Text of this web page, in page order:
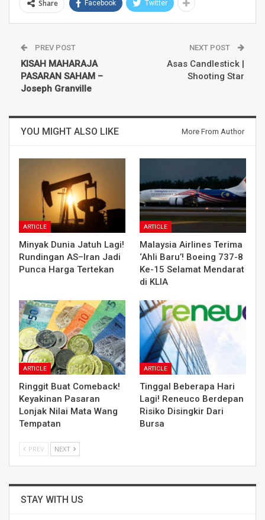
Share Facebook Twitter
PREV POST
KISAH MAHARAJA
PASARAN SAHAM –
Joseph Granville
NEXT POST
Asas Candlestick |
Shooting Star
YOU MIGHT ALSO LIKE More From Author
ARTICLE
Minyak Dunia Jatuh Lagi!
Rundingan AS–Iran Jadi
Punca Harga Tertekan
ARTICLE
Malaysia Airlines Terima
‘Ahli Baru’! Boeing 737-8
Ke-15 Selamat Mendarat
di KLIA
ARTICLE
Ringgit Buat Comeback!
Keyakinan Pasaran
Lonjak Nilai Mata Wang
Tempatan
ARTICLE
Tinggal Beberapa Hari
Lagi! Reneuco Berdepan
Risiko Disingkir Dari
Bursa
PREV NEXT
STAY WITH US